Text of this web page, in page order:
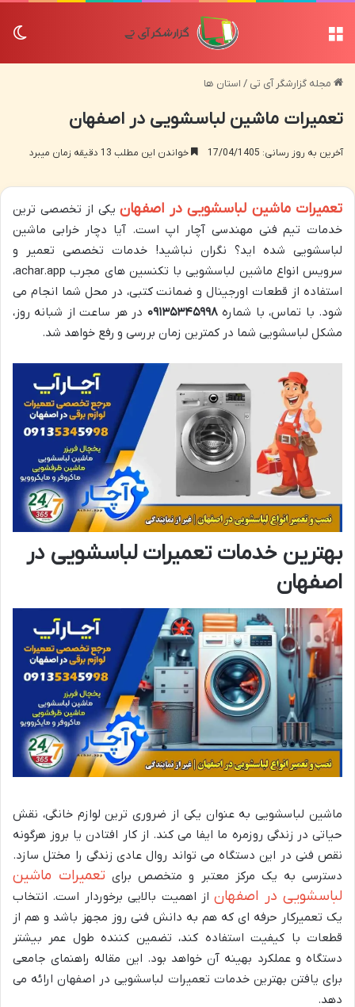
مجله گزارشگر آی تی / استان ها
تعمیرات ماشین لباسشویی در اصفهان
آخرین به روز رسانی: 17/04/1405 خواندن این مطلب 13 دقیقه زمان میبرد
تعمیرات ماشین لباسشویی در اصفهان یکی از تخصصی ترین
خدمات تیم فنی مهندسی آچار اپ است. آیا دچار خرابی ماشین
لباسشویی شده اید؟ نگران نباشید! خدمات تخصصی تعمیر و
سرویس انواع ماشین لباسشویی با تکنسین های مجرب achar.app،
استفاده از قطعات اورجینال و ضمانت کتبی، در محل شما انجام می
شود. با تماس، با شماره۰۹۱۳۵۳۴۵۹۹۸ در هر ساعت از شبانه روز،
مشکل لباسشویی شما در کمترین زمان بررسی و رفع خواهد شد.
بهترین خدمات تعمیرات لباسشویی در
اصفهان
ماشین لباسشویی به عنوان یکی از ضروری ترین لوازم خانگی، نقش
حیاتی در زندگی روزمره ما ایفا می کند. از کار افتادن یا بروز هرگونه
نقص فنی در این دستگاه می تواند روال عادی زندگی را مختل سازد.
دسترسی به یک مرکز معتبر و متخصص برای تعمیرات ماشین
لباسشویی در اصفهاناز اهمیت بالایی برخوردار است. انتخاب
یک تعمیرکار حرفه ای که هم به دانش فنی روز مجهز باشد و هم از
قطعات با کیفیت استفاده کند، تضمین کننده طول عمر بیشتر
دستگاه و عملکرد بهینه آن خواهد بود. این مقاله راهنمای جامعی
برای یافتن بهترین خدمات تعمیرات لباسشویی در اصفهان ارائه می
دهد.